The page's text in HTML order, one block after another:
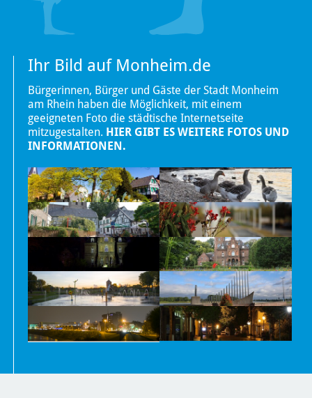
Ihr Bild auf Monheim.de
Bürgerinnen, Bürger und Gäste der Stadt Monheim
am Rhein haben die Möglichkeit, mit einem
geeigneten Foto die städtische Internetseite
mitzugestalten. HIER GIBT ES WEITERE FOTOS UND
INFORMATIONEN.